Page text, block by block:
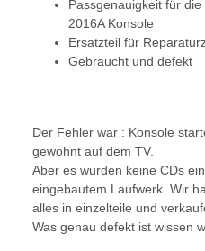
Passgenauigkeit für
2016A Konsole
Ersatzteil für
Gebraucht und defekt
Der Fehler war : Konsole
gewohnt auf dem TV.
Aber es wurden keine CDs
eingebautem Laufwerk. Wir
alles in einzelteile und
Was genau defekt ist wissen